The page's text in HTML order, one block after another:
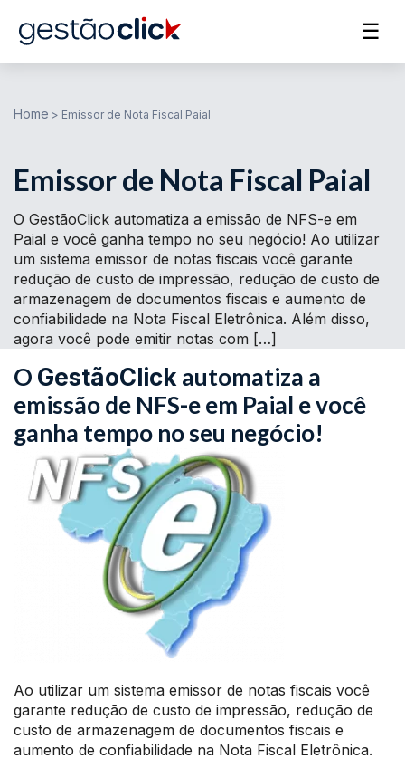
☰
Home > Emissor de Nota Fiscal Paial
Emissor de Nota Fiscal Paial
O GestãoClick automatiza a emissão de NFS-e em
Paial e você ganha tempo no seu negócio! Ao utilizar
um sistema emissor de notas fiscais você garante
redução de custo de impressão, redução de custo de
armazenagem de documentos fiscais e aumento de
confiabilidade na Nota Fiscal Eletrônica. Além disso,
agora você pode emitir notas com […]
O GestãoClick automatiza a
emissão de NFS-e em Paial e você
ganha tempo no seu negócio!
Ao utilizar um sistema emissor de notas fiscais você
garante redução de custo de impressão, redução de
custo de armazenagem de documentos fiscais e
aumento de confiabilidade na Nota Fiscal Eletrônica.